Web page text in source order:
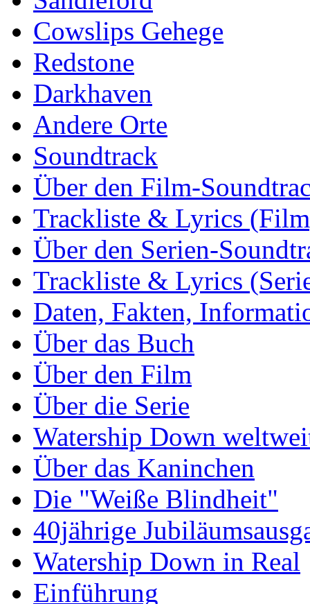
Cowslips Gehege
Redstone
Darkhaven
Andere Orte
Soundtrack
Über den Film-
Trackliste & Lyrics
Über den Serien-
Trackliste & Lyrics
Daten, Fakten,
Über das Buch
Über den Film
Über die Serie
Watership Down
Über das Kaninchen
Die "Weiße Blindheit"
40jährige
Watership Down in Real
Einführung